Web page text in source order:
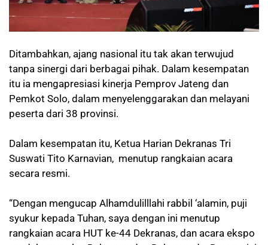
Ditambahkan, ajang nasional itu tak akan terwujud
tanpa sinergi dari berbagai pihak. Dalam kesempatan
itu ia mengapresiasi kinerja Pemprov Jateng dan
Pemkot Solo, dalam menyelenggarakan dan melayani
peserta dari 38 provinsi.
Dalam kesempatan itu, Ketua Harian Dekranas Tri
Suswati Tito Karnavian, menutup rangkaian acara
secara resmi.
“Dengan mengucap Alhamdulilllahi rabbil ‘alamin, puji
syukur kepada Tuhan, saya dengan ini menutup
rangkaian acara HUT ke-44 Dekranas, dan acara ekspo